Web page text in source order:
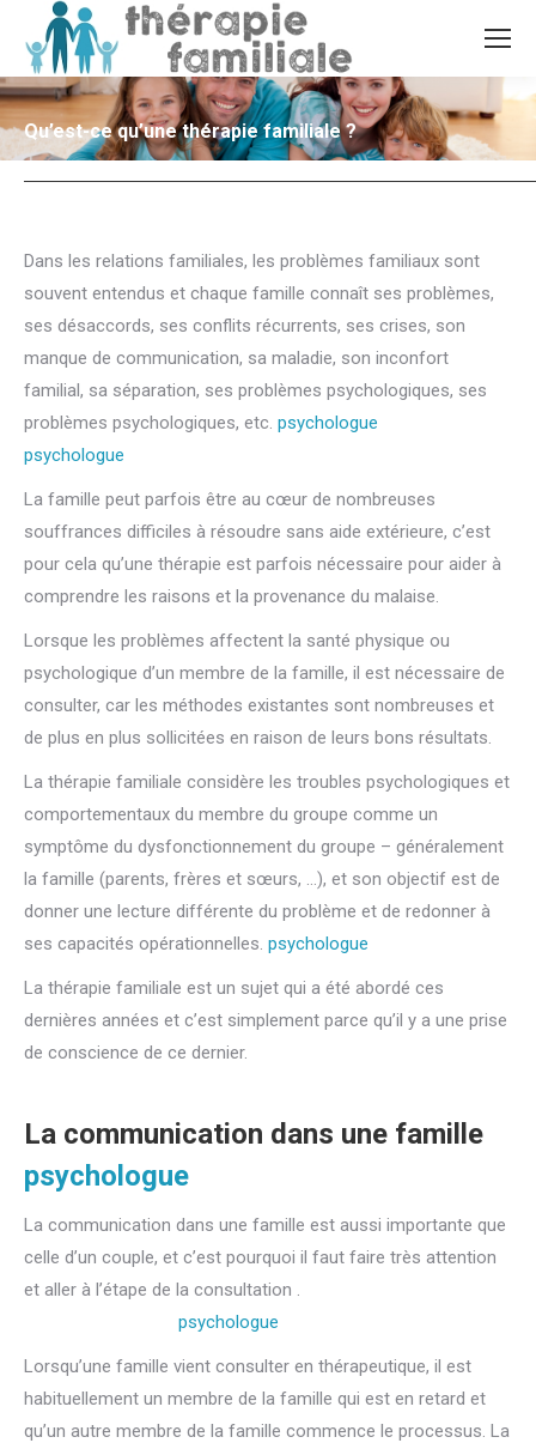
Qu’est-ce qu’une thérapie familiale ?
Dans les relations familiales, les problèmes familiaux sont
souvent entendus et chaque famille connaît ses problèmes,
ses désaccords, ses conflits récurrents, ses crises, son
manque de communication, sa maladie, son inconfort
familial, sa séparation, ses problèmes psychologiques, ses
problèmes psychologiques, etc. psychologue
psychologue
La famille peut parfois être au cœur de nombreuses
souffrances difficiles à résoudre sans aide extérieure, c’est
pour cela qu’une thérapie est parfois nécessaire pour aider à
comprendre les raisons et la provenance du malaise.
Lorsque les problèmes affectent la santé physique ou
psychologique d’un membre de la famille, il est nécessaire de
consulter, car les méthodes existantes sont nombreuses et
de plus en plus sollicitées en raison de leurs bons résultats.
La thérapie familiale considère les troubles psychologiques et
comportementaux du membre du groupe comme un
symptôme du dysfonctionnement du groupe – généralement
la famille (parents, frères et sœurs, …), et son objectif est de
donner une lecture différente du problème et de redonner à
ses capacités opérationnelles. psychologue
La thérapie familiale est un sujet qui a été abordé ces
dernières années et c’est simplement parce qu’il y a une prise
de conscience de ce dernier.
La communication dans une famille
psychologue
La communication dans une famille est aussi importante que
celle d’un couple, et c’est pourquoi il faut faire très attention
et aller à l’étape de la consultation .
psychologue
Lorsqu’une famille vient consulter en thérapeutique, il est
habituellement un membre de la famille qui est en retard et
qu’un autre membre de la famille commence le processus. La